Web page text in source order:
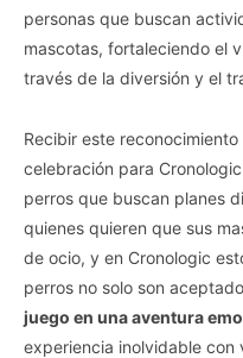
personas que buscan
mascotas, fortaleciendo el
través de la diversión y el
Recibir este
celebración para
perros que buscan planes
quienes quieren que sus
de ocio, y en Cronologic
perros no solo son
juego en una aventura
experiencia inolvidable con